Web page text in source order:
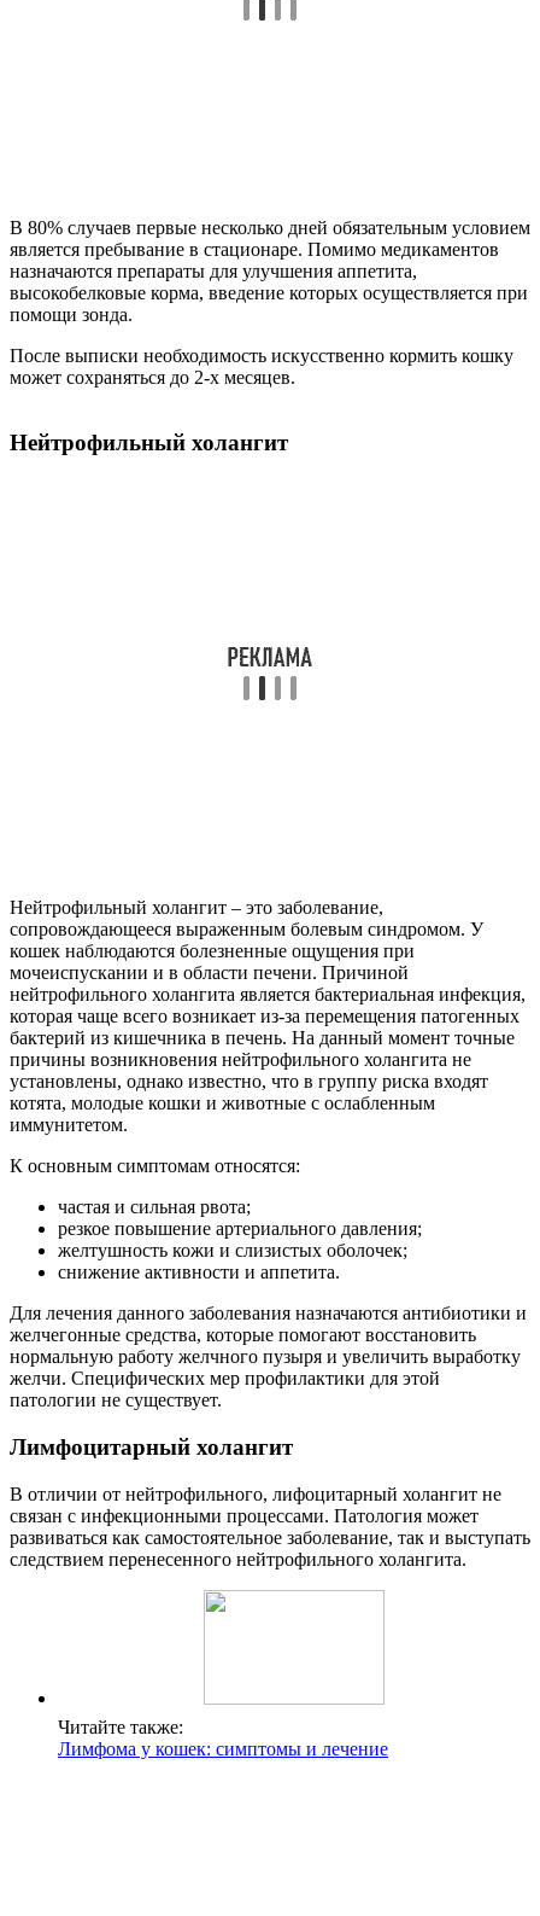
В 80% случаев первые несколько дней обязательным условием
является пребывание в стационаре. Помимо медикаментов
назначаются препараты для улучшения аппетита,
высокобелковые корма, введение которых осуществляется при
помощи зонда.
После выписки необходимость искусственно кормить кошку
может сохраняться до 2-х месяцев.
Нейтрофильный холангит
Нейтрофильный холангит – это заболевание,
сопровождающееся выраженным болевым синдромом. У
кошек наблюдаются болезненные ощущения при
мочеиспускании и в области печени. Причиной
нейтрофильного холангита является бактериальная инфекция,
которая чаще всего возникает из-за перемещения патогенных
бактерий из кишечника в печень. На данный момент точные
причины возникновения нейтрофильного холангита не
установлены, однако известно, что в группу риска входят
котята, молодые кошки и животные с ослабленным
иммунитетом.
К основным симптомам относятся:
частая и сильная рвота;
резкое повышение артериального давления;
желтушность кожи и слизистых оболочек;
снижение активности и аппетита.
Для лечения данного заболевания назначаются антибиотики и
желчегонные средства, которые помогают восстановить
нормальную работу желчного пузыря и увеличить выработку
желчи. Специфических мер профилактики для этой
патологии не существует.
Лимфоцитарный холангит
В отличии от нейтрофильного, лифоцитарный холангит не
связан с инфекционными процессами. Патология может
развиваться как самостоятельное заболевание, так и выступать
следствием перенесенного нейтрофильного холангита.
Читайте также:
Лимфома у кошек: симптомы и лечение